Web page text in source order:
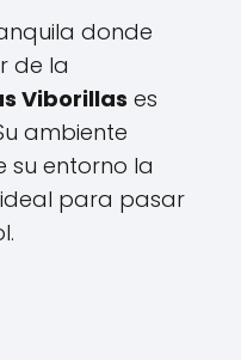
donde
de la
Viborillas es
ambiente
su entorno la
para pasar